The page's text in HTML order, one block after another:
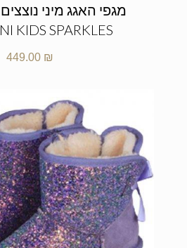
KIDS SPARKLES
449.00 ₪